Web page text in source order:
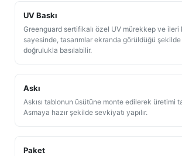
UV Baskı
Greenguard sertifikalı özel UV mürekkep ve ileri
sayesinde, tasarımlar ekranda görüldüğü
doğrulukla basılabilir.
Askı
Askısı tablonun üsütüne monte edilerek üretimi
Asmaya hazır şekilde sevkiyatı yapılır.
Paket